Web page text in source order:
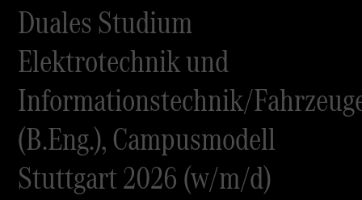
Duales Studium
Elektrotechnik und
Informationstechnik/
(B.Eng.), Campusmodell
Stuttgart 2026 (w/m/d)